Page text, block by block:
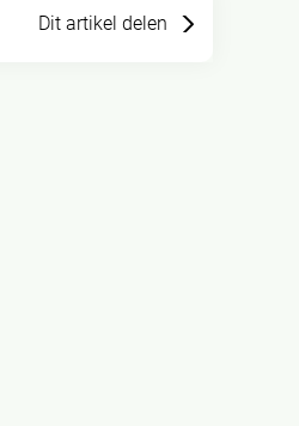
Dit artikel delen